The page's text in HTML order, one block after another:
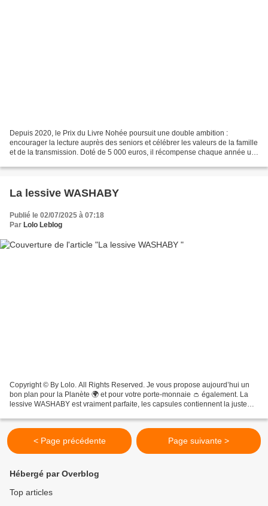
Depuis 2020, le Prix du Livre Nohée poursuit une double ambition :
encourager la lecture auprès des seniors et célébrer les valeurs de la famille
et de la transmission. Doté de 5 000 euros, il récompense chaque année un
La lessive WASHABY
Publié le 02/07/2025 à 07:18
Par Lolo Leblog
Copyright © By Lolo. All Rights Reserved. Je vous propose aujourd’hui un
bon plan pour la Planète 🌍 et pour votre porte-monnaie 👛 également. La
lessive WASHABY est vraiment parfaite, les capsules contiennent la juste
< Page précédente Page suivante >
Hébergé par Overblog
Top articles